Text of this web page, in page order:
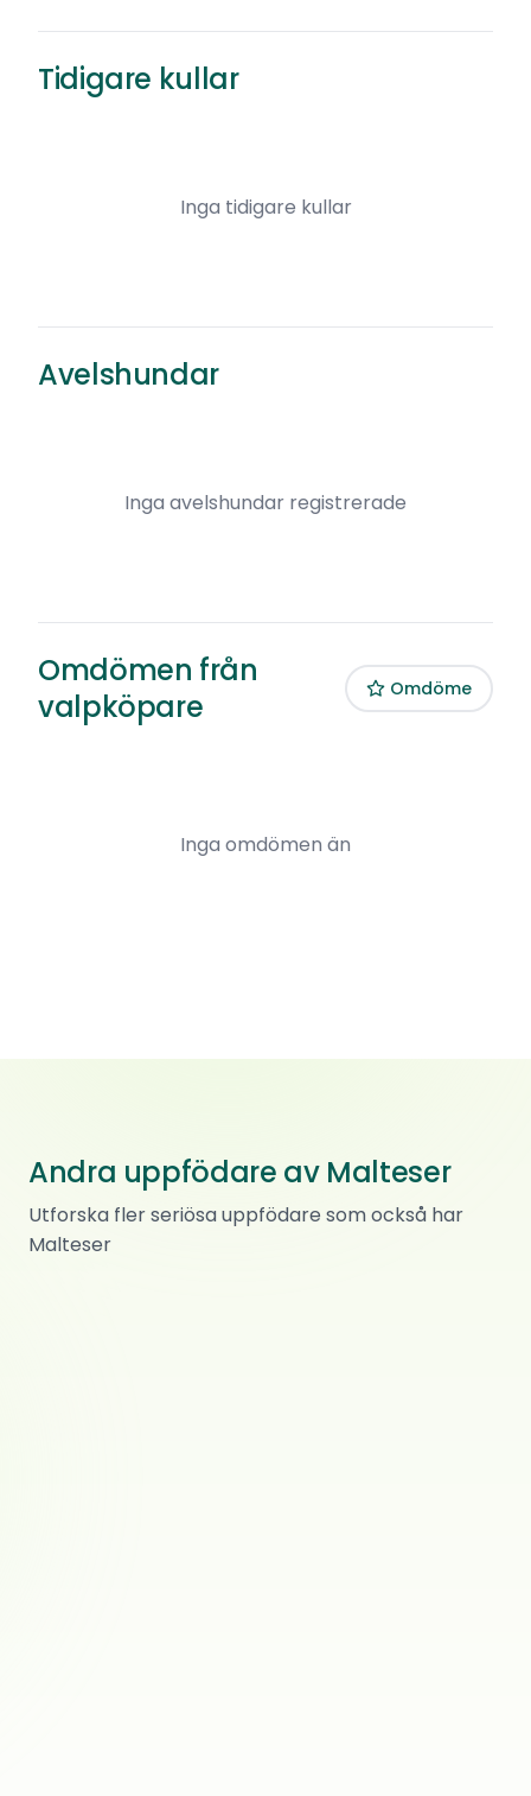
Tidigare kullar
Inga tidigare kullar
Avelshundar
Inga avelshundar registrerade
Omdömen från
valpköpare
Omdöme
Inga omdömen än
Andra uppfödare av Malteser
Utforska fler seriösa uppfödare som också har
Malteser
Moonalita maltese
Malteser